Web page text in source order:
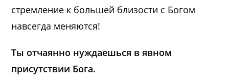
стремление к большей близости с Богом
навсегда меняются!
Ты отчаянно нуждаешься в явном
присутствии Бога.